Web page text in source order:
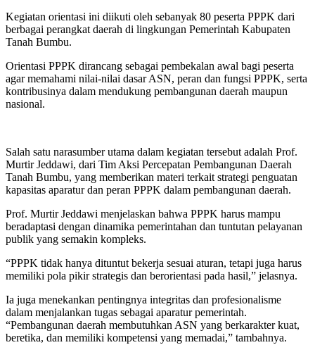
Kegiatan orientasi ini diikuti oleh sebanyak 80 peserta PPPK dari
berbagai perangkat daerah di lingkungan Pemerintah Kabupaten
Tanah Bumbu.
Orientasi PPPK dirancang sebagai pembekalan awal bagi peserta
agar memahami nilai-nilai dasar ASN, peran dan fungsi PPPK, serta
kontribusinya dalam mendukung pembangunan daerah maupun
nasional.
Salah satu narasumber utama dalam kegiatan tersebut adalah Prof.
Murtir Jeddawi, dari Tim Aksi Percepatan Pembangunan Daerah
Tanah Bumbu, yang memberikan materi terkait strategi penguatan
kapasitas aparatur dan peran PPPK dalam pembangunan daerah.
Prof. Murtir Jeddawi menjelaskan bahwa PPPK harus mampu
beradaptasi dengan dinamika pemerintahan dan tuntutan pelayanan
publik yang semakin kompleks.
“PPPK tidak hanya dituntut bekerja sesuai aturan, tetapi juga harus
memiliki pola pikir strategis dan berorientasi pada hasil,” jelasnya.
Ia juga menekankan pentingnya integritas dan profesionalisme
dalam menjalankan tugas sebagai aparatur pemerintah.
“Pembangunan daerah membutuhkan ASN yang berkarakter kuat,
beretika, dan memiliki kompetensi yang memadai,” tambahnya.